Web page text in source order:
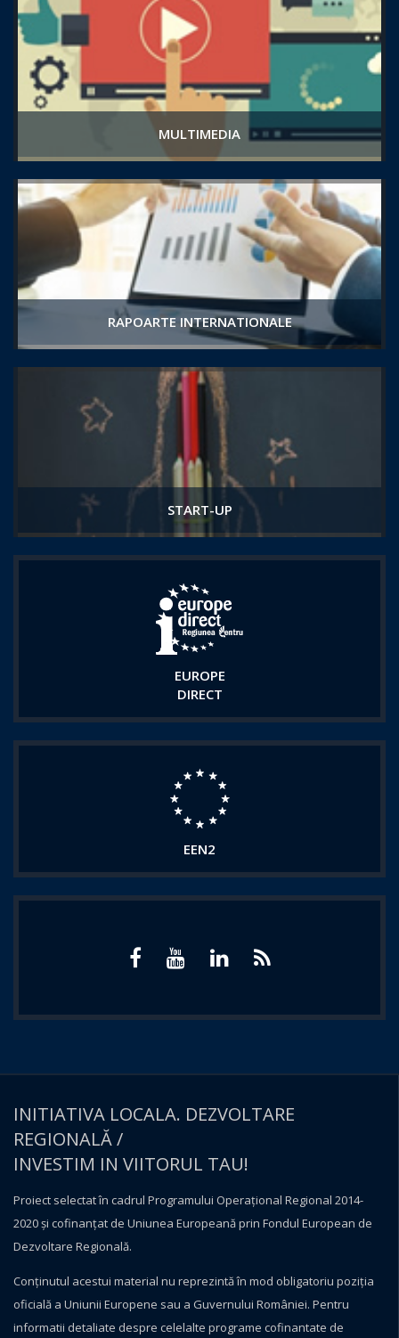
MULTIMEDIA
RAPOARTE INTERNATIONALE
START-UP
EUROPE
DIRECT
EEN2
INITIATIVA LOCALA. DEZVOLTARE
REGIONALĂ /
INVESTIM IN VIITORUL TAU!
Proiect selectat în cadrul Programului Operațional Regional 2014-
2020 și cofinanțat de Uniunea Europeană prin Fondul European de
Dezvoltare Regională.
Conţinutul acestui material nu reprezintă în mod obligatoriu poziţia
oficială a Uniunii Europene sau a Guvernului României. Pentru
informatii detaliate despre celelalte programe cofinantate de